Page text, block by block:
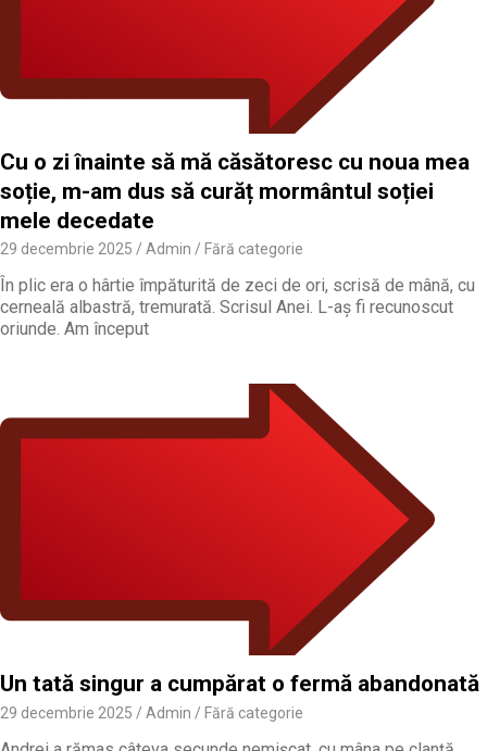
Cu o zi înainte să mă căsătoresc cu noua mea
soție, m-am dus să curăț mormântul soției
mele decedate
29 decembrie 2025 Admin Fără categorie
În plic era o hârtie împăturită de zeci de ori, scrisă de mână, cu
cerneală albastră, tremurată. Scrisul Anei. L-aș fi recunoscut
oriunde. Am început
Un tată singur a cumpărat o fermă abandonată
29 decembrie 2025 Admin Fără categorie